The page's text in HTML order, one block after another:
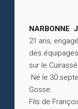
NARBONNE
21 ans,
des
sur le
Né le 30
Gosse
Fils de